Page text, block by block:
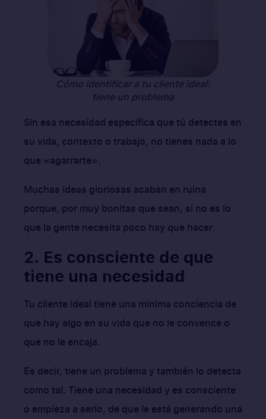
Cómo identificar a tu cliente ideal:
tiene un problema
Sin esa necesidad específica que tú detectes en
su vida, contexto o trabajo, no tienes nada a lo
que «agarrarte».
Muchas ideas gloriosas acaban en ruina
porque, por muy bonitas que sean, si no es lo
que la gente necesita poco hay que hacer.
2. Es consciente de que
tiene una necesidad
Tu cliente ideal tiene una mínima conciencia de
que hay algo en su vida que no le convence o
que no le encaja.
Es decir, tiene un problema y también lo detecta
como tal. Tiene una necesidad y es consciente
o empieza a serlo, de que le está generando una